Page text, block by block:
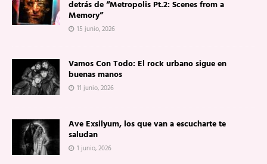
detrás de “Metropolis Pt.2: Scenes from a
Memory”
15 junio, 2026
Vamos Con Todo: El rock urbano sigue en
buenas manos
11 junio, 2026
Ave Exsilyum, los que van a escucharte te
saludan
1 junio, 2026